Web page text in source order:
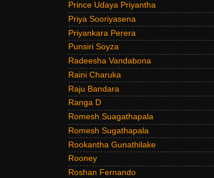
Prince Udaya Priyantha
Priya Sooriyasena
Priyankara Perera
Punsiri Soyza
Radeesha Vandabona
Raini Charuka
Raju Bandara
Ranga D
Romesh Suagathapala
Romesh Sugathapala
Rookantha Gunathilake
Rooney
Roshan Fernando